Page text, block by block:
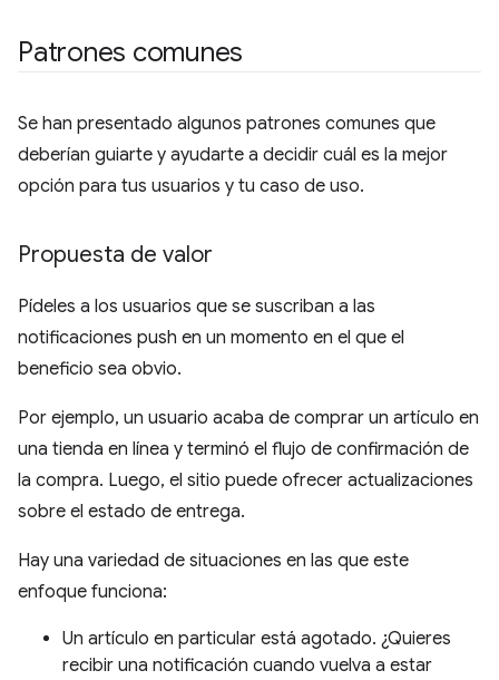
Patrones comunes
Se han presentado algunos patrones comunes que
deberían guiarte y ayudarte a decidir cuál es la mejor
opción para tus usuarios y tu caso de uso.
Propuesta de valor
Pídeles a los usuarios que se suscriban a las
notificaciones push en un momento en el que el
beneficio sea obvio.
Por ejemplo, un usuario acaba de comprar un artículo en
una tienda en línea y terminó el flujo de confirmación de
la compra. Luego, el sitio puede ofrecer actualizaciones
sobre el estado de entrega.
Hay una variedad de situaciones en las que este
enfoque funciona:
Un artículo en particular está agotado. ¿Quieres
recibir una notificación cuando vuelva a estar